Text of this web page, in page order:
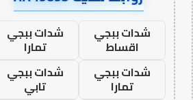
شدات ببجي
اقساط
شدات ببجي
تمارا
شدات ببجي
تمارا
شدات ببجي
تابي